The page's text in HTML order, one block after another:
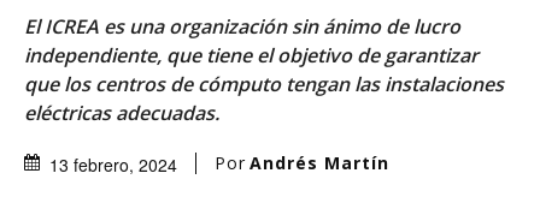
El ICREA es una organización sin ánimo de lucro
independiente, que tiene el objetivo de garantizar
que los centros de cómputo tengan las instalaciones
eléctricas adecuadas.
13 febrero, 2024 Por Andrés Martín